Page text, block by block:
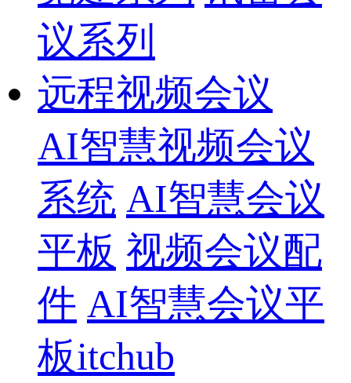
议系列
远程视频会议
AI智慧视频会议
系统 AI智慧会议
平板 视频会议配
件 AI智慧会议平
板itchub